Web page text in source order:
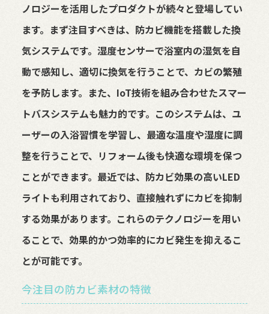
ノロジーを活用したプロダクトが続々と登場してい
ます。まず注目すべきは、防カビ機能を搭載した換
気システムです。湿度センサーで浴室内の湿気を自
動で感知し、適切に換気を行うことで、カビの繁殖
を予防します。また、IoT技術を組み合わせたスマー
トバスシステムも魅力的です。このシステムは、ユ
ーザーの入浴習慣を学習し、最適な温度や湿度に調
整を行うことで、リフォーム後も快適な環境を保つ
ことができます。最近では、防カビ効果の高いLED
ライトも利用されており、直接触れずにカビを抑制
する効果があります。これらのテクノロジーを用い
ることで、効果的かつ効率的にカビ発生を抑えるこ
とが可能です。
今注目の防カビ素材の特徴